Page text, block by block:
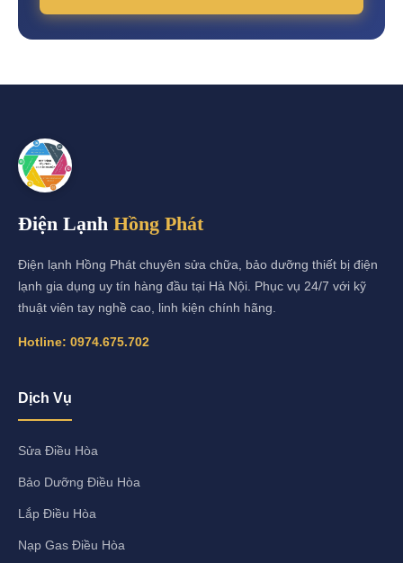
Điện Lạnh Hồng Phát
Điện lạnh Hồng Phát chuyên sửa chữa, bảo dưỡng thiết bị điện
lạnh gia dụng uy tín hàng đầu tại Hà Nội. Phục vụ 24/7 với kỹ
thuật viên tay nghề cao, linh kiện chính hãng.
Hotline: 0974.675.702
Dịch Vụ
Sửa Điều Hòa
Bảo Dưỡng Điều Hòa
Lắp Điều Hòa
Nạp Gas Điều Hòa